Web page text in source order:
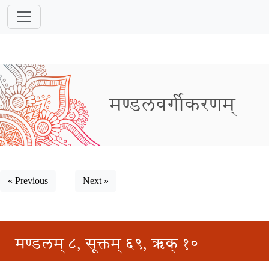
मण्डलवर्गीकरणम्
« Previous Next »
मण्डलम् ८, सूक्तम् ६९, ऋक् १०